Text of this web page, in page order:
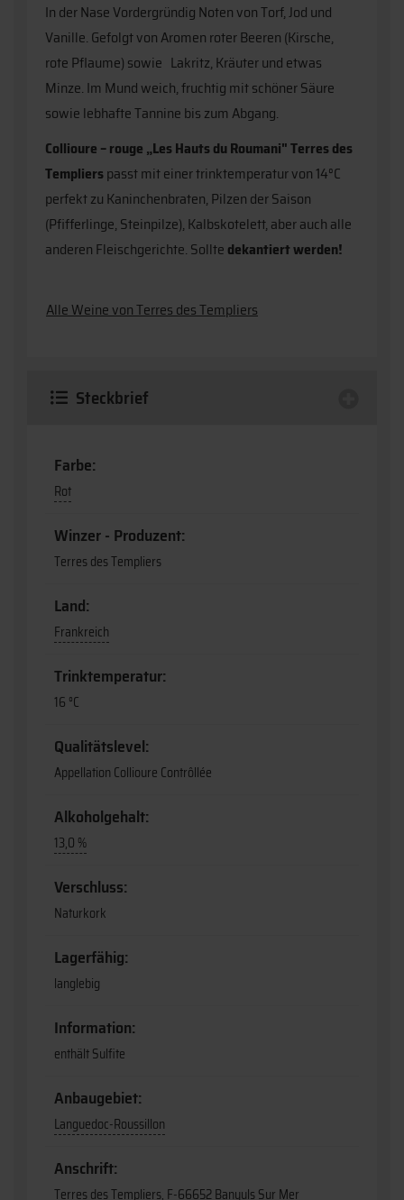
In der Nase Vordergründig Noten von Torf, Jod und
Vanille. Gefolgt von Aromen roter Beeren (Kirsche,
rote Pflaume) sowie Lakritz, Kräuter und etwas
Minze. Im Mund weich, fruchtig mit schöner Säure
sowie lebhafte Tannine bis zum Abgang.
Collioure – rouge „Les Hauts du Roumani" Terres des
Templierspasst mit einer trinktemperatur von 14°C
perfekt zu Kaninchenbraten, Pilzen der Saison
(Pfifferlinge, Steinpilze), Kalbskotelett, aber auch alle
anderen Fleischgerichte. Sollte dekantiert werden!
Alle Weine von Terres des Templiers
Steckbrief
Farbe:
Rot
Winzer - Produzent:
Terres des Templiers
Land:
Frankreich
Trinktemperatur:
16 °C
Qualitätslevel:
Appellation Collioure Contrôllée
Alkoholgehalt:
13,0 %
Verschluss:
Naturkork
Lagerfähig:
langlebig
Information:
enthält Sulfite
Anbaugebiet:
Languedoc-Roussillon
Anschrift:
Terres des Templiers, F-66652 Banyuls Sur Mer